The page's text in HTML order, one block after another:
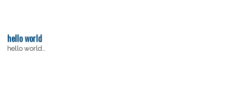
hello world
hello world…